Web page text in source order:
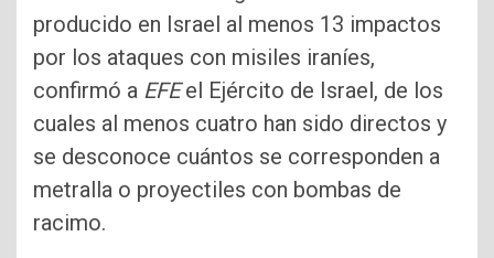
producido en Israel al menos 13 impactos
por los ataques con misiles iraníes,
confirmó a EFEel Ejército de Israel, de los
cuales al menos cuatro han sido directos y
se desconoce cuántos se corresponden a
metralla o proyectiles con bombas de
racimo.